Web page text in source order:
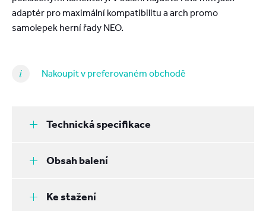
adaptér pro maximální kompatibilitu a arch promo
samolepek herní řady NEO.
Nakoupit v preferovaném obchodě
Technická specifikace
Obsah balení
Ke stažení